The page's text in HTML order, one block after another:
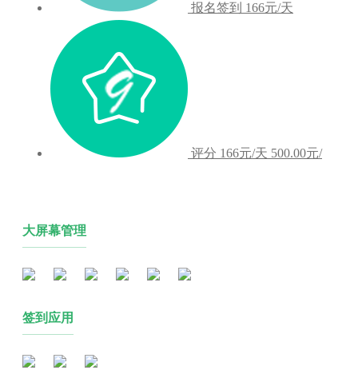
报名签到 166元/天
评分 166元/天 500.00元/
大屏幕管理
签到应用